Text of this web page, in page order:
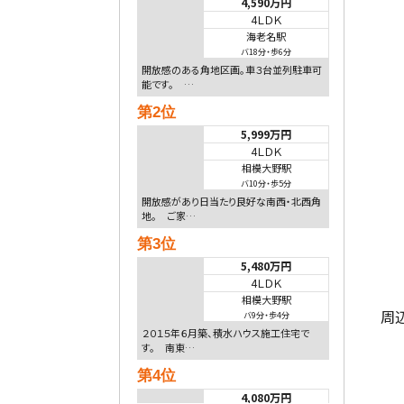
4ＬＤＫ
海老名駅
バ18分・歩6分
開放感のある角地区画。車３台並列駐車可
能です。 …
第2位
5,999万円
4ＬＤＫ
相模大野駅
バ10分・歩5分
開放感があり日当たり良好な南西・北西角
地。 ご家…
第3位
5,480万円
4ＬＤＫ
相模大野駅
バ9分・歩4分
２０１５年６月築、積水ハウス施工住宅で
す。 南東…
第4位
4,080万円
周